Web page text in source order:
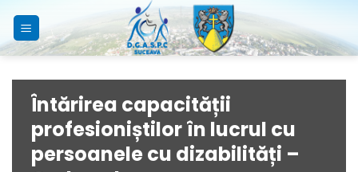
content
Întărirea capacității
profesioniștilor în lucrul cu
persoanele cu dizabilități –